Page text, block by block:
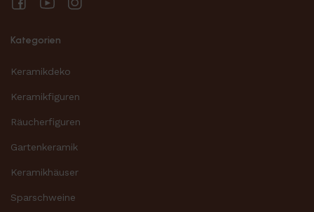
FacebookYouTube
Kategorien
Keramikdeko
Keramikfiguren
Räucherfiguren
Gartenkeramik
Keramikhäuser
Sparschweine